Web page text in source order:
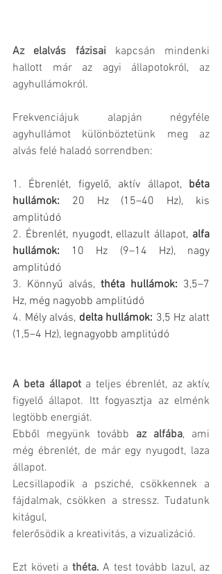
Az elalvás fázisai kapcsán mindenki
hallott már az agyi állapotokról, az
agyhullámokról.
Frekvenciájuk alapján négyféle
agyhullámot különböztetünk meg az
alvás felé haladó sorrendben:
1. Ébrenlét, figyelő, aktív állapot, béta
hullámok: 20 Hz (15–40 Hz), kis
amplitúdó
2. Ébrenlét, nyugodt, ellazult állapot, alfa
hullámok: 10 Hz (9–14 Hz), nagy
amplitúdó
3. Könnyű alvás, théta hullámok: 3,5–7
Hz, még nagyobb amplitúdó
4. Mély alvás, delta hullámok: 3,5 Hz alatt
(1,5–4 Hz), legnagyobb amplitúdó
A beta állapot a teljes ébrenlét, az aktív,
figyelő állapot. Itt fogyasztja az elménk
legtöbb energiát.
Ebből megyünk tovább az alfába, ami
még ébrenlét, de már egy nyugodt, laza
állapot.
Lecsillapodik a psziché, csökkennek a
fájdalmak, csökken a stressz. Tudatunk
kitágul,
felerősödik a kreativitás, a vizualizáció.
Ezt követi a théta. A test tovább lazul, az